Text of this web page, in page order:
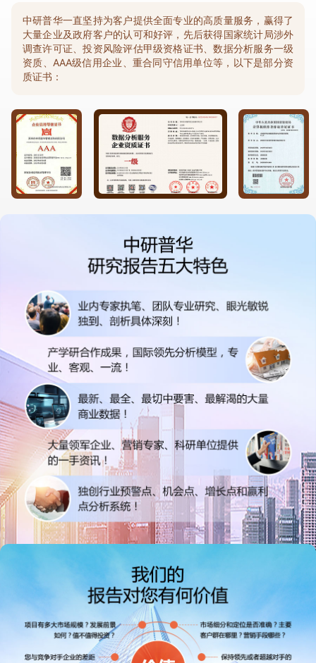
中研普华一直坚持为客户提供全面专业的高质量服务，赢得了
大量企业及政府客户的认可和好评，先后获得国家统计局涉外
调查许可证、投资风险评估甲级资格证书、数据分析服务一级
资质、AAA级信用企业、重合同守信用单位等，以下是部分资
质证书：